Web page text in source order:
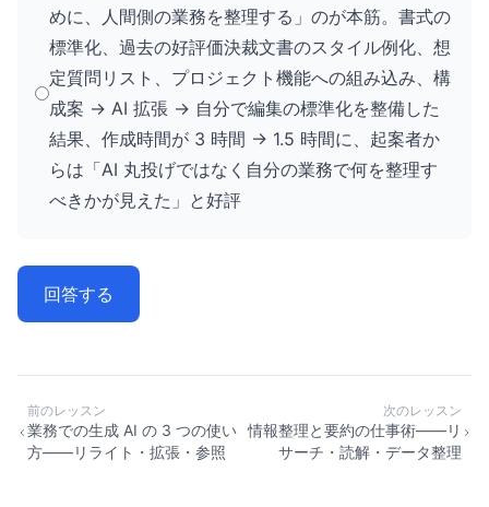
めに、人間側の業務を整理する」のが本筋。書式の
標準化、過去の好評価決裁文書のスタイル例化、想
定質問リスト、プロジェクト機能への組み込み、構
成案 → AI 拡張 → 自分で編集の標準化を整備した
結果、作成時間が 3 時間 → 1.5 時間に、起案者か
らは「AI 丸投げではなく自分の業務で何を整理す
べきかが見えた」と好評
回答する
前のレッスン
業務での生成 AI の 3 つの使い
方——リライト・拡張・参照
次のレッスン
情報整理と要約の仕事術——リ
サーチ・読解・データ整理